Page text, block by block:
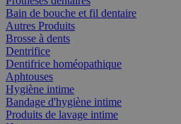
Bain de bouche et fil dentaire
Autres Produits
Brosse à dents
Dentrifice
Dentifrice homéopathique
Aphtouses
Hygiène intime
Bandage d'hygiène intime
Produits de lavage intime